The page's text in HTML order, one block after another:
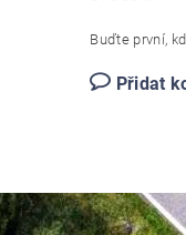
Buďte první,
Přidat